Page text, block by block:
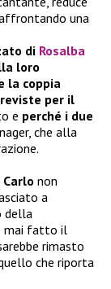
una
di Rosalba
loro
la coppia
per il
e perché i due
che alla
Carlo non
a
della
mai fatto il
rimasto
che riporta